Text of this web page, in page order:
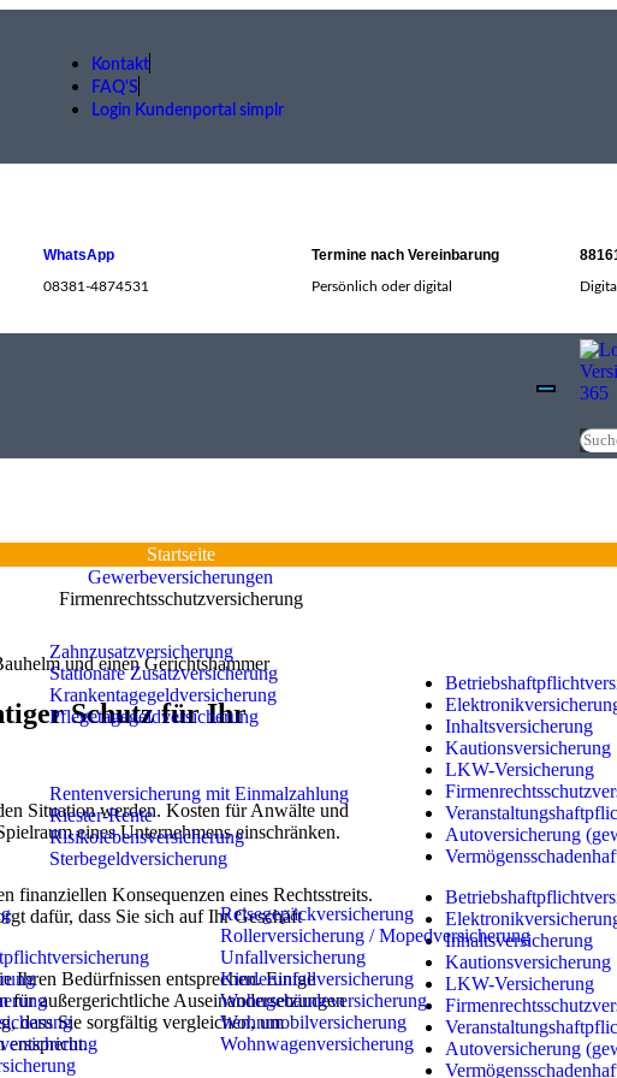
Kontakt
FAQ'S
Login Kundenportal simplr
WhatsApp
08381-4874531
Termine nach Vereinbarung
Persönlich oder digital
Zahnzusatzversicherung
Stationäre Zusatzversicherung
Krankentagegeldversicherung
Pflegetagegeldversicherung
Rentenversicherung mit Einmalzahlung
Riester-Rente
Risikolebensversicherung
Sterbegeldversicherung
Reisegepäckversicherung
Rollerversicherung / Mopedversicherung
Unfallversicherung
Kinderunfallversicherung
Wohngebäudeversicherung
Wohnmobilversicherung
Wohnwagenversicherung
Startseite
Gewerbeversicherungen
Firmenrechtsschutzversicherung
Schutz für Ihr
Situation werden. Kosten für Anwälte und
eines Unternehmens einschränken.
finanziellen Konsequenzen eines Rechtsstreits.
dafür, dass Sie sich auf Ihr Geschäft
Ihren Bedürfnissen entsprechen. Einige
für außergerichtliche Auseinandersetzungen
dass Sie sorgfältig vergleichen, um
entspricht.
Inhaltsversicherung
Kautionsversicherung
LKW-Versicherung
Autoversicherung
Inhaltsversicherung
Kautionsversicherung
LKW-Versicherung
Autoversicherung